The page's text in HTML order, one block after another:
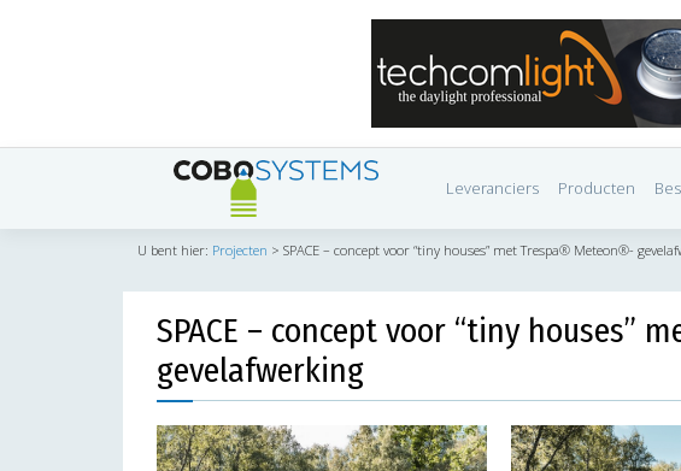
Leveranciers Producten
U bent hier: Projecten > SPACE – concept voor “tiny houses” met Trespa® Meteon®-
SPACE – concept voor “tiny houses”
gevelafwerking